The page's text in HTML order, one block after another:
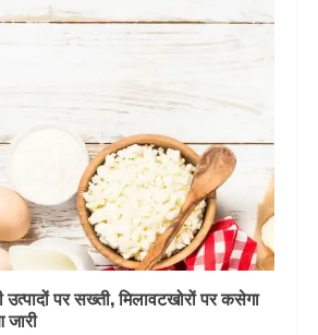
पर सख्ती, मिलावटखोरों पर कसेगा